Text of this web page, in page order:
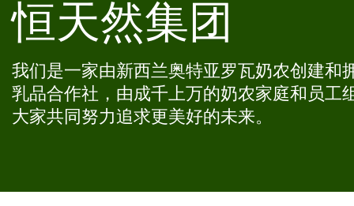
恒天然集团
我们是一家由新西兰奥特亚罗瓦奶农创建和
乳品合作社，由成千上万的奶农家庭和员工
大家共同努力追求更美好的未来。